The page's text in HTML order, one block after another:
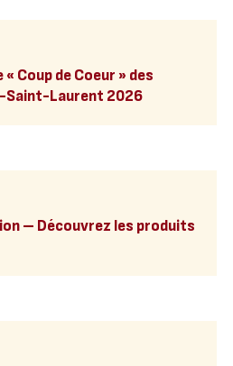
Coup de Coeur » des
Saint-Laurent 2026
– Découvrez les produits